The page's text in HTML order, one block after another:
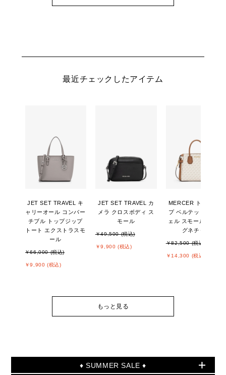
最近チェックしたアイテム
JET SET TRAVEL キ
ャリーオール コンバー
チブル トップジップ
トート エクストラスモ
ール
￥66,000 (税込)
￥9,900 (税込)
JET SET TRAVEL カ
メラ クロスボディ ス
モール
￥49,500 (税込)
￥9,900 (税込)
MERCER トップジッ
プ ベルテッド サッチ
ェル スモール - MKシ
グネチャー
￥82,500 (税込)
￥14,300 (税込)
もっと見る
♦ SUMMER SALE ♦